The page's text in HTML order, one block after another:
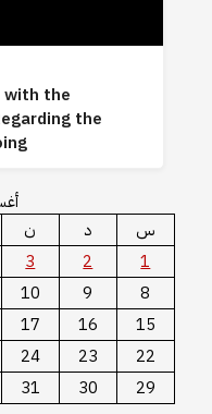
with the
the
س
د ن
1
2
3
8
9
10
15
16
17
22
23
24
29
30
31